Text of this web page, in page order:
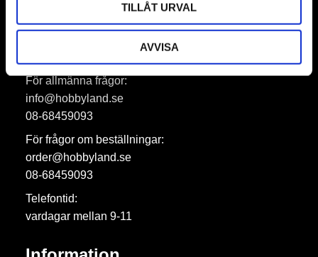
TILLÅT URVAL
AVVISA
Hobbyland AB
För allmänna frågor:
info@hobbyland.se
08-68459093
För frågor om beställningar:
order@hobbyland.se
08-68459093
Telefontid:
vardagar mellan 9-11